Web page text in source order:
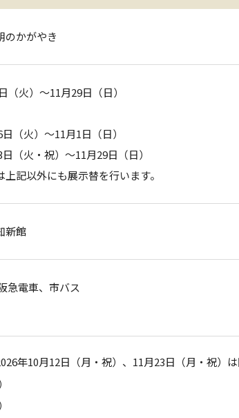
かがやき
（火）～11月29日（日）
（火）～11月1日（日）
（火・祝）～11月29日（日）
記以外にも展示替を行います。
新館
急電車、市バス
年10月12日（月・祝）、11月23日（月・祝）